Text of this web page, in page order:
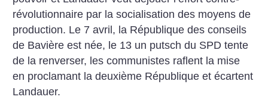
révolutionnaire par la socialisation des moyens de
production. Le 7 avril, la République des conseils
de Bavière est née, le 13 un putsch du SPD tente
de la renverser, les communistes raflent la mise
en proclamant la deuxième République et écartent
Landauer.